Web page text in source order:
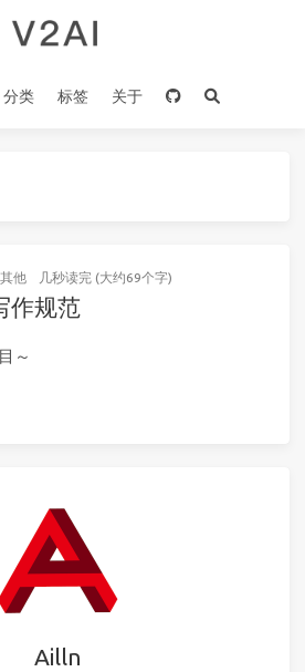
分类 标签 关于
其他 几秒读完 (大约69个字)
作规范
～
Ailln